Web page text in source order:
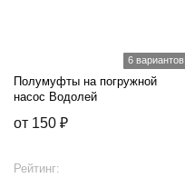
6 вариантов
Полумуфты на погружной
насос Водолей
от 150 ₽
Рейтинг: